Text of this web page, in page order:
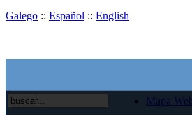
Galego :: Español :: English
Mapa